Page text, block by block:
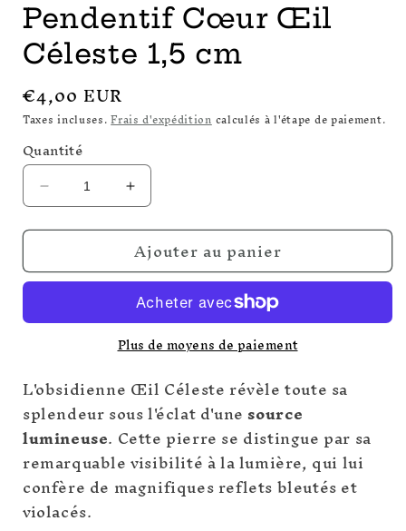
fenêtre
modale
Pendentif Cœur Œil
Céleste 1,5 cm
Prix
habituel
€4,00 EUR
Taxes incluses.Frais d'expéditioncalculés à l'étape de paiement.
Quantité
Réduire
la
quantité
Pendentif
Céleste
Augmenter
la
quantité
de
Pendentif
Œil
Céleste
1,5
Ajouter au panier
Plus de moyens de paiement
L'obsidienne Œil Céleste révèle toute sa
splendeur sous l'éclat d'unesource
lumineuse. Cette pierre se distingue par sa
remarquable visibilité à la lumière, qui lui
confère de magnifiques reflets bleutés et
violacés.